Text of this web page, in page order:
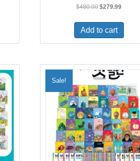
$480.00Original
was:
$480.00.
$279.99Current
is:
Add to cart
Sale!